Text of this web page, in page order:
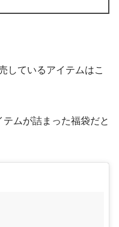
しているアイテムはこ
ムが詰まった福袋だと